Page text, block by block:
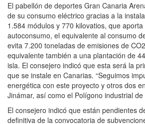
El pabellón de deportes Gran Canaria
de su consumo eléctrico gracias a la
1.584 módulos y 770 kilovatios, que
autoconsumo, el equivalente al consumo
evita 7.200 toneladas de emisiones de
equivalente también a una plantación de
isla. El consejero indicó que esta será la
que se instale en Canarias. “Seguimos
energética con este proyecto y otros dos
Jinámar, así como el Polígono industrial de
El consejero indicó que están pendientes
definitiva de la convocatoria de